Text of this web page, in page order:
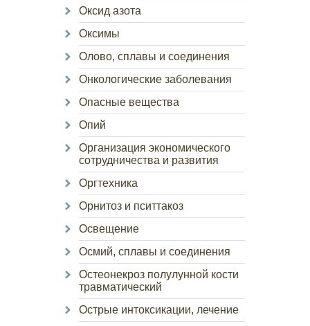
Оксид азота
Оксимы
Олово, сплавы и соединения
Онкологические заболевания
Опасные вещества
Опий
Организация экономического
сотрудничества и развития
Оргтехника
Орнитоз и пситтакоз
Освещение
Осмий, сплавы и соединения
Остеонекроз полулунной кости
травматический
Острые интоксикации, лечение